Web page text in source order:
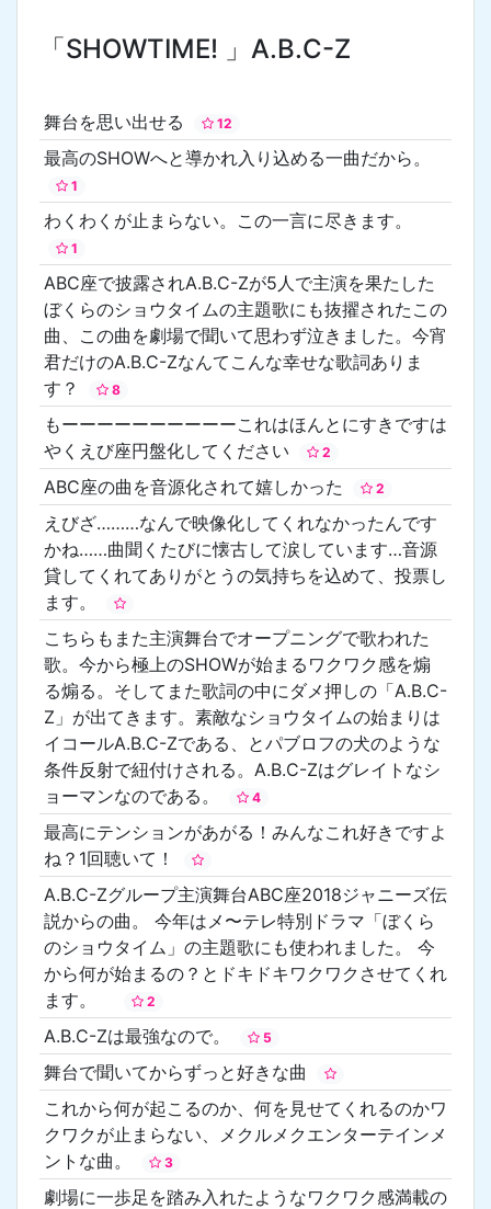
「SHOWTIME! 」A.B.C-Z
舞台を思い出せる 12
最高のSHOWへと導かれ入り込める一曲だから。
1
わくわくが止まらない。この一言に尽きます。
1
ABC座で披露されA.B.C-Zが5人で主演を果たした
ぼくらのショウタイムの主題歌にも抜擢されたこの
曲、この曲を劇場で聞いて思わず泣きました。今宵
君だけのA.B.C-Zなんてこんな幸せな歌詞ありま
す？
8
もーーーーーーーーーーこれはほんとにすきですは
やくえび座円盤化してください
2
ABC座の曲を音源化されて嬉しかった 2
えびざ………なんで映像化してくれなかったんです
かね……曲聞くたびに懐古して涙しています…音源
貸してくれてありがとうの気持ちを込めて、投票し
ます。
こちらもまた主演舞台でオープニングで歌われた
歌。今から極上のSHOWが始まるワクワク感を煽
る煽る。そしてまた歌詞の中にダメ押しの「A.B.C-
Z」が出てきます。素敵なショウタイムの始まりは
イコールA.B.C-Zである、とパブロフの犬のような
条件反射で紐付けされる。A.B.C-Zはグレイトなシ
ョーマンなのである。
4
最高にテンションがあがる！みんなこれ好きですよ
ね？1回聴いて！
A.B.C-Zグループ主演舞台ABC座2018ジャニーズ伝
説からの曲。 今年はメ〜テレ特別ドラマ「ぼくら
のショウタイム」の主題歌にも使われました。 今
から何が始まるの？とドキドキワクワクさせてくれ
ます。
2
A.B.C-Zは最強なので。 5
舞台で聞いてからずっと好きな曲
これから何が起こるのか、何を見せてくれるのかワ
クワクが止まらない、メクルメクエンターテインメ
ントな曲。
3
劇場に一歩足を踏み入れたようなワクワク感満載の